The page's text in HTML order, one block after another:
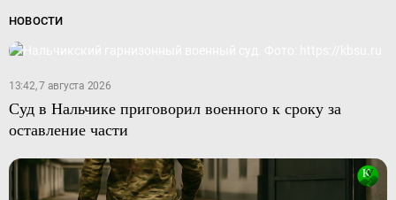
НОВОСТИ
13:42, 7 августа 2026
Суд в Нальчике приговорил военного к сроку за
оставление части